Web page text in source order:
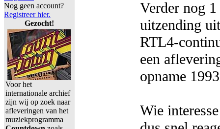
Nog geen account?
Registreer hier.
Gezocht!
Voor het
internationale archief
zijn wij op zoek naar
afleveringen van het
muziekprogramma
Verder nog
uitzending
RTL4-
een
opname
Wie